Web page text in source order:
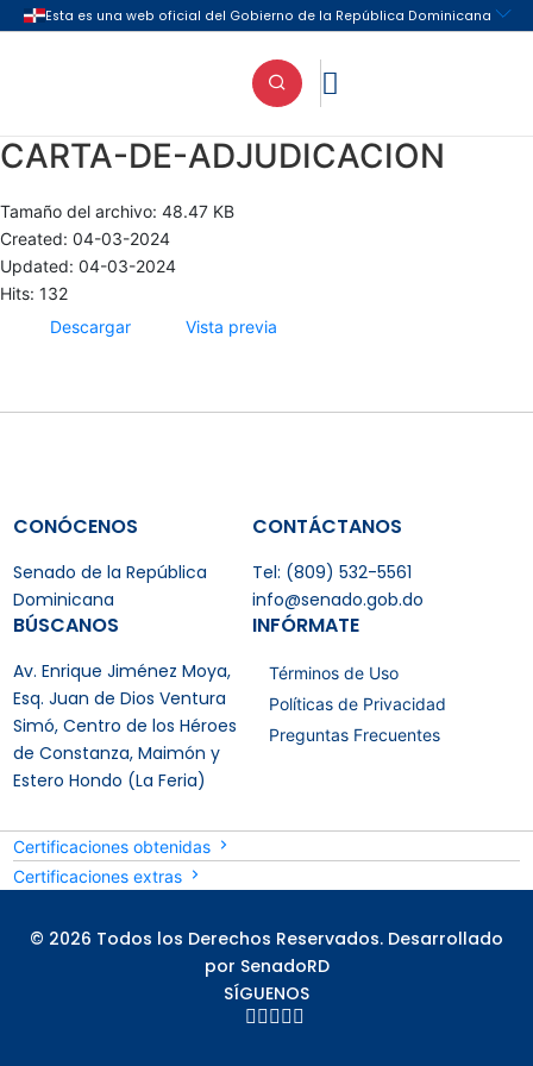

CARTA-DE-ADJUDICACION
Tamaño del archivo: 48.47 KB
Created: 04-03-2024
Updated: 04-03-2024
Hits: 132
Descargar
Vista previa
CONÓCENOS
Senado de la República
Dominicana
CONTÁCTANOS
Tel: (809) 532-5561
info@senado.gob.do
BÚSCANOS
Av. Enrique Jiménez Moya,
Esq. Juan de Dios Ventura
Simó, Centro de los Héroes
de Constanza, Maimón y
Estero Hondo (La Feria)
INFÓRMATE
Términos de Uso
Políticas de Privacidad
Preguntas Frecuentes
Certificaciones obtenidas
Certificaciones extras
© 2026 Todos los Derechos Reservados. Desarrollado
por SenadoRD
SÍGUENOS
    